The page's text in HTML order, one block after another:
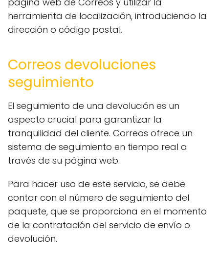
herramienta de localización, introduciendo la
dirección o código postal.
Correos devoluciones
seguimiento
El seguimiento de una devolución es un
aspecto crucial para garantizar la
tranquilidad del cliente. Correos ofrece un
sistema de seguimiento en tiempo real a
través de su página web.
Para hacer uso de este servicio, se debe
contar con el número de seguimiento del
paquete, que se proporciona en el momento
de la contratación del servicio de envío o
devolución.